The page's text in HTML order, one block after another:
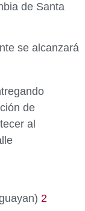
de Santa
se alcanzará
de
al
2